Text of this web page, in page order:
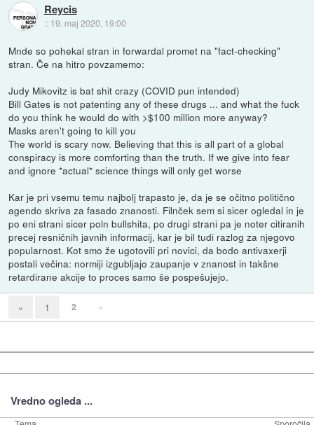
Reycis
:: 19. maj 2020, 19:00
Mnde so pohekal stran in forwardal promet na "fact-checking"
stran. Če na hitro povzamemo:
Judy Mikovitz is bat shit crazy (COVID pun intended)
Bill Gates is not patenting any of these drugs ... and what the fuck
do you think he would do with >$100 million more anyway?
Masks aren't going to kill you
The world is scary now. Believing that this is all part of a global
conspiracy is more comforting than the truth. If we give into fear
and ignore *actual* science things will only get worse
Kar je pri vsemu temu najbolj trapasto je, da je se očitno politično
agendo skriva za fasado znanosti. Filnček sem si sicer ogledal in je
po eni strani sicer poln bullshita, po drugi strani pa je noter citiranih
precej resničnih javnih informacij, kar je bil tudi razlog za njegovo
popularnost. Kot smo že ugotovili pri novici, da bodo antivaxerji
postali večina: normiji izgubljajo zaupanje v znanost in takšne
retardirane akcije to proces samo še pospešujejo.
« 1 2 »
Vredno ogleda ...